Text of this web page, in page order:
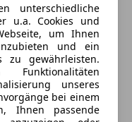
unterschiedliche
u.a. Cookies und
um Ihnen
und ein
zu gewährleisten.
unseres
bei einem
Ihnen passende